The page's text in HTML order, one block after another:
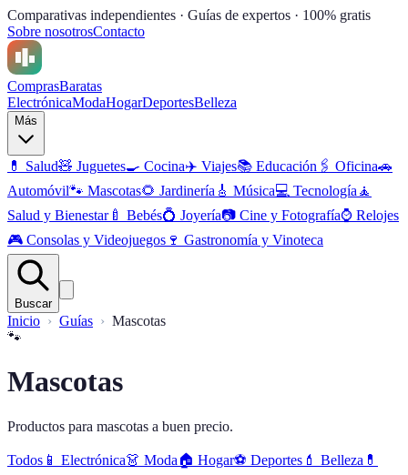
Comparativas independientes · Guías de expertos · 100% gratis
Sobre nosotrosContacto
ComprasBaratas
ElectrónicaModaHogarDeportesBelleza
Más
💊 Salud🧸 Juguetes🍳 Cocina✈️ Viajes📚 Educación 🖇️ Oficina🚗
Automóvil🐾 Mascotas🌻 Jardinería 🎸 Música💻 Tecnología 🧘
Salud y Bienestar🍼 Bebés💍 Joyería📷 Cine y Fotografía⌚ Relojes
🎮 Consolas y Videojuegos 🍷 Gastronomía y Vinoteca
Buscar
Inicio Guías
Mascotas
🐾
Mascotas
Productos para mascotas a buen precio.
Todos 📱 Electrónica👗 Moda🏠 Hogar⚽ Deportes 💄 Belleza 💊